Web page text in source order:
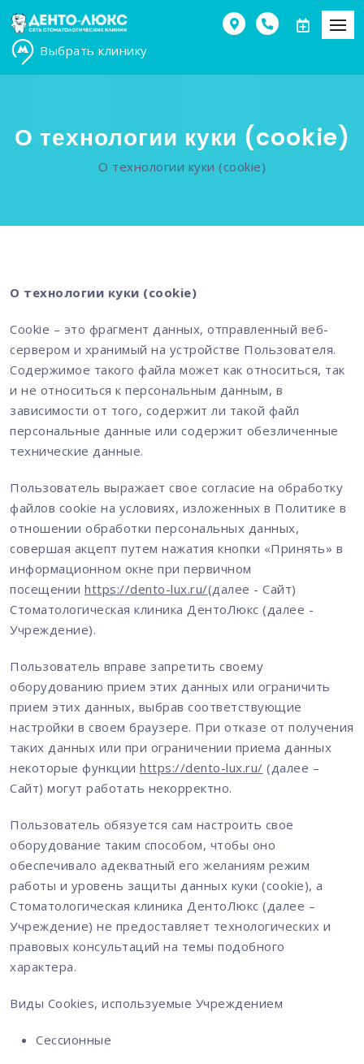
Выбрать клинику
О технологии куки (cookie)
О технологии куки (cookie)
О технологии куки (cookie)
Cookie – это фрагмент данных, отправленный веб-
сервером и хранимый на устройстве Пользователя.
Содержимое такого файла может как относиться, так
и не относиться к персональным данным, в
зависимости от того, содержит ли такой файл
персональные данные или содержит обезличенные
технические данные.
Пользователь выражает свое согласие на обработку
файлов cookie на условиях, изложенных в Политике в
отношении обработки персональных данных,
совершая акцепт путем нажатия кнопки «Принять» в
информационном окне при первичном
посещении https://dento-lux.ru/(далее - Сайт)
Стоматологическая клиника ДентоЛюкс (далее -
Учреждение).
Пользователь вправе запретить своему
оборудованию прием этих данных или ограничить
прием этих данных, выбрав соответствующие
настройки в своем браузере. При отказе от получения
таких данных или при ограничении приема данных
некоторые функции https://dento-lux.ru/ (далее –
Сайт) могут работать некорректно.
Пользователь обязуется сам настроить свое
оборудование таким способом, чтобы оно
обеспечивало адекватный его желаниям режим
работы и уровень защиты данных куки (cookie), а
Стоматологическая клиника ДентоЛюкс (далее –
Учреждение) не предоставляет технологических и
правовых консультаций на темы подобного
характера.
Виды Cookies, используемые Учреждением
Сессионные